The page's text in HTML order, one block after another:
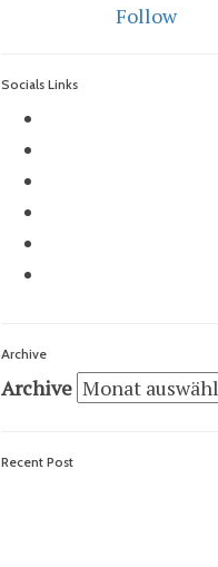
Follow
Socials Links
Archive
Archive
Recent Post